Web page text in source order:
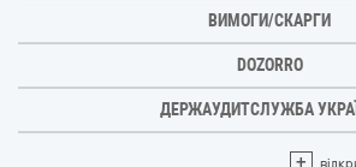
ВИМОГИ/СКАРГИ
DOZORRO
ДЕРЖАУДИТСЛУЖБА
+